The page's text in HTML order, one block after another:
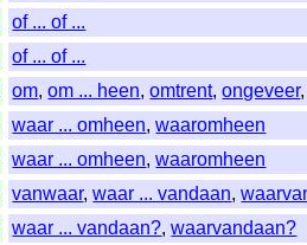
of ... of ...
of ... of ...
om,om ... heen,omtrent,ongeveer
waar ... omheen,waaromheen
waar ... omheen,waaromheen
vanwaar,waar ... vandaan,
waar ... vandaan?,waarvandaan?